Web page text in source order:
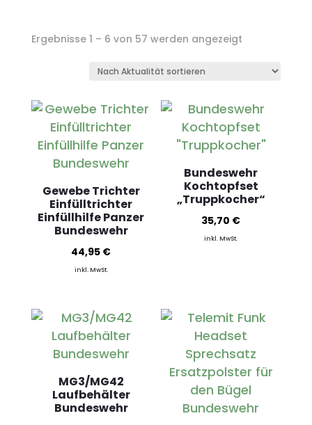
Ergebnisse 1 – 6 von 57 werden angezeigtNach
Gewebe Trichter
Einfülltrichter
Einfüllhilfe Panzer
Bundeswehr
44,95 €
inkl. MwSt.
Bundeswehr
Kochtopfset
„Truppkocher“
35,70 €
inkl. MwSt.
MG3/MG42
Laufbehälter
Bundeswehr